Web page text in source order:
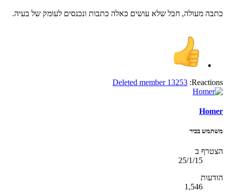
כתבה מעולה, חבל שלא עושים כאלה כתבות ונכנסים לעומק של בעיה.
Reactions:
Deleted member 13253
Homer
משתמש בכיר
הצטרף ב
25/1/15
הודעות
1,546